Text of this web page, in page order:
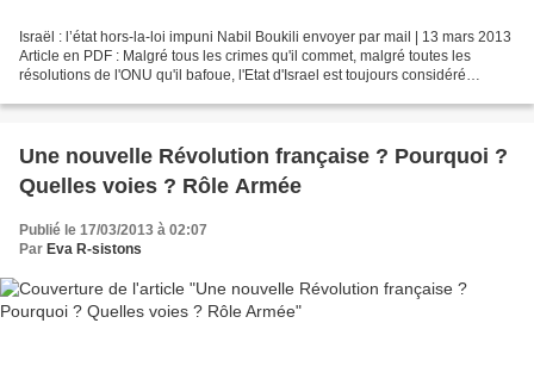
Israël : l’état hors-la-loi impuni Nabil Boukili envoyer par mail | 13 mars 2013
Article en PDF : Malgré tous les crimes qu'il commet, malgré toutes les
résolutions de l'ONU qu'il bafoue, l'Etat d'Israel est toujours considéré
Une nouvelle Révolution française ? Pourquoi ?
Quelles voies ? Rôle Armée
Publié le 17/03/2013 à 02:07
Par Eva R-sistons